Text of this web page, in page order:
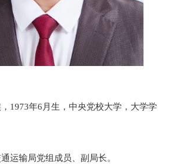
1973年6月生，中央党校大学，大学学
运输局党组成员、副局长。